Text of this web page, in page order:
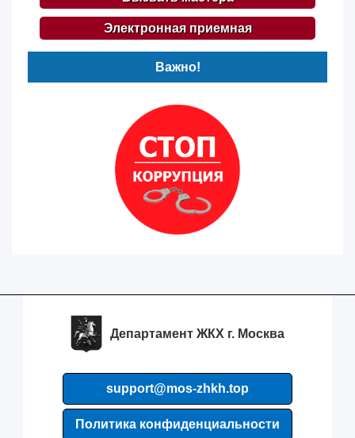
Электронная приемная
Важно!
Департамент ЖКХ г. Москва
support@mos-zhkh.top
Политика конфиденциальности